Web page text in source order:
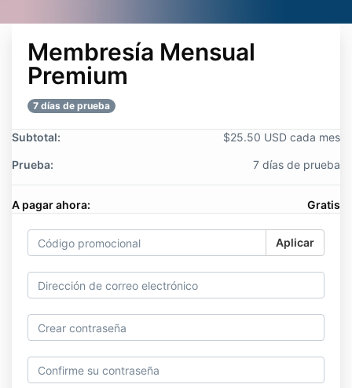
Membresía Mensual
Premium
7 días de prueba
Subtotal: $25.50 USD cada mes
Prueba: 7 días de prueba
A pagar ahora: Gratis
Aplicar